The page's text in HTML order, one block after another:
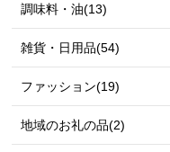
調味料・油(13)
雑貨・日用品(54)
ファッション(19)
地域のお礼の品(2)